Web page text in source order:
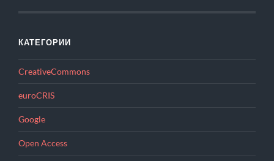
КАТЕГОРИИ
CreativeCommons
euroCRIS
Google
Open Access